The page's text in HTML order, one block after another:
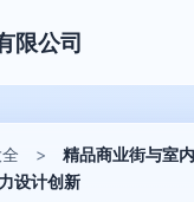
限公司
>
精品商业街与室
设计创新